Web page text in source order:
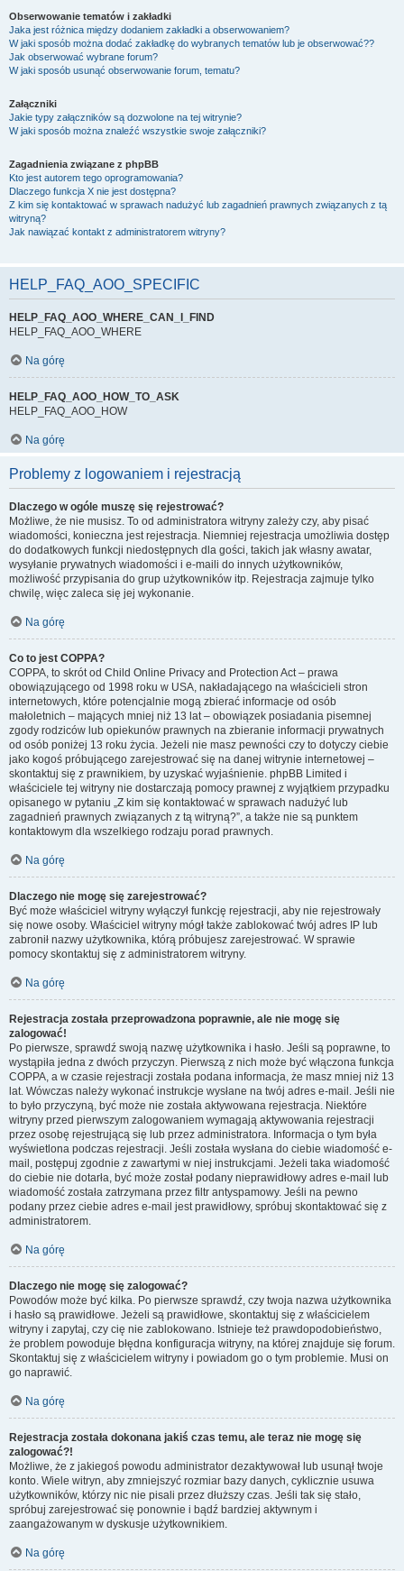
Obserwowanie tematów i zakładki
Jaka jest różnica między dodaniem zakładki a obserwowaniem?
W jaki sposób można dodać zakładkę do wybranych tematów lub je obserwować??
Jak obserwować wybrane forum?
W jaki sposób usunąć obserwowanie forum, tematu?
Załączniki
Jakie typy załączników są dozwolone na tej witrynie?
W jaki sposób można znaleźć wszystkie swoje załączniki?
Zagadnienia związane z phpBB
Kto jest autorem tego oprogramowania?
Dlaczego funkcja X nie jest dostępna?
Z kim się kontaktować w sprawach nadużyć lub zagadnień prawnych związanych z tą
witryną?
Jak nawiązać kontakt z administratorem witryny?
HELP_FAQ_AOO_SPECIFIC
HELP_FAQ_AOO_WHERE_CAN_I_FIND
HELP_FAQ_AOO_WHERE
Na górę
HELP_FAQ_AOO_HOW_TO_ASK
HELP_FAQ_AOO_HOW
Na górę
Problemy z logowaniem i rejestracją
Dlaczego w ogóle muszę się rejestrować?
Możliwe, że nie musisz. To od administratora witryny zależy czy, aby pisać
wiadomości, konieczna jest rejestracja. Niemniej rejestracja umożliwia dostęp
do dodatkowych funkcji niedostępnych dla gości, takich jak własny awatar,
wysyłanie prywatnych wiadomości i e-maili do innych użytkowników,
możliwość przypisania do grup użytkowników itp. Rejestracja zajmuje tylko
chwilę, więc zaleca się jej wykonanie.
Na górę
Co to jest COPPA?
COPPA, to skrót od Child Online Privacy and Protection Act – prawa
obowiązującego od 1998 roku w USA, nakładającego na właścicieli stron
internetowych, które potencjalnie mogą zbierać informacje od osób
małoletnich – mających mniej niż 13 lat – obowiązek posiadania pisemnej
zgody rodziców lub opiekunów prawnych na zbieranie informacji prywatnych
od osób poniżej 13 roku życia. Jeżeli nie masz pewności czy to dotyczy ciebie
jako kogoś próbującego zarejestrować się na danej witrynie internetowej –
skontaktuj się z prawnikiem, by uzyskać wyjaśnienie. phpBB Limited i
właściciele tej witryny nie dostarczają pomocy prawnej z wyjątkiem przypadku
opisanego w pytaniu „Z kim się kontaktować w sprawach nadużyć lub
zagadnień prawnych związanych z tą witryną?”, a także nie są punktem
kontaktowym dla wszelkiego rodzaju porad prawnych.
Na górę
Dlaczego nie mogę się zarejestrować?
Być może właściciel witryny wyłączył funkcję rejestracji, aby nie rejestrowały
się nowe osoby. Właściciel witryny mógł także zablokować twój adres IP lub
zabronił nazwy użytkownika, którą próbujesz zarejestrować. W sprawie
pomocy skontaktuj się z administratorem witryny.
Na górę
Rejestracja została przeprowadzona poprawnie, ale nie mogę się
zalogować!
Po pierwsze, sprawdź swoją nazwę użytkownika i hasło. Jeśli są poprawne, to
wystąpiła jedna z dwóch przyczyn. Pierwszą z nich może być włączona funkcja
COPPA, a w czasie rejestracji została podana informacja, że masz mniej niż 13
lat. Wówczas należy wykonać instrukcje wysłane na twój adres e-mail. Jeśli nie
to było przyczyną, być może nie została aktywowana rejestracja. Niektóre
witryny przed pierwszym zalogowaniem wymagają aktywowania rejestracji
przez osobę rejestrującą się lub przez administratora. Informacja o tym była
wyświetlona podczas rejestracji. Jeśli została wysłana do ciebie wiadomość e-
mail, postępuj zgodnie z zawartymi w niej instrukcjami. Jeżeli taka wiadomość
do ciebie nie dotarła, być może został podany nieprawidłowy adres e-mail lub
wiadomość została zatrzymana przez filtr antyspamowy. Jeśli na pewno
podany przez ciebie adres e-mail jest prawidłowy, spróbuj skontaktować się z
administratorem.
Na górę
Dlaczego nie mogę się zalogować?
Powodów może być kilka. Po pierwsze sprawdź, czy twoja nazwa użytkownika
i hasło są prawidłowe. Jeżeli są prawidłowe, skontaktuj się z właścicielem
witryny i zapytaj, czy cię nie zablokowano. Istnieje też prawdopodobieństwo,
że problem powoduje błędna konfiguracja witryny, na której znajduje się forum.
Skontaktuj się z właścicielem witryny i powiadom go o tym problemie. Musi on
go naprawić.
Na górę
Rejestracja została dokonana jakiś czas temu, ale teraz nie mogę się
zalogować?!
Możliwe, że z jakiegoś powodu administrator dezaktywował lub usunął twoje
konto. Wiele witryn, aby zmniejszyć rozmiar bazy danych, cyklicznie usuwa
użytkowników, którzy nic nie pisali przez dłuższy czas. Jeśli tak się stało,
spróbuj zarejestrować się ponownie i bądź bardziej aktywnym i
zaangażowanym w dyskusje użytkownikiem.
Na górę